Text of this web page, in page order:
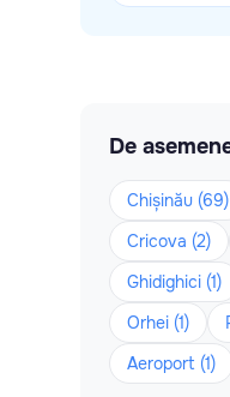
De
Chișinău (69)
Cricova (2)
Ghidighici (1)
Orhei (1)
Aeroport (1)